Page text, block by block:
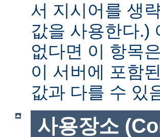
서 지시어를 생
값을 사용한다.)
없다면 이 항목
이 서버에 포함
값과 다를 수 있
사용장소